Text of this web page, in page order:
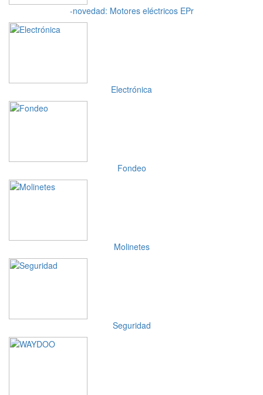
-novedad: Motores eléctricos EPr
Electrónica
Fondeo
Molinetes
Seguridad